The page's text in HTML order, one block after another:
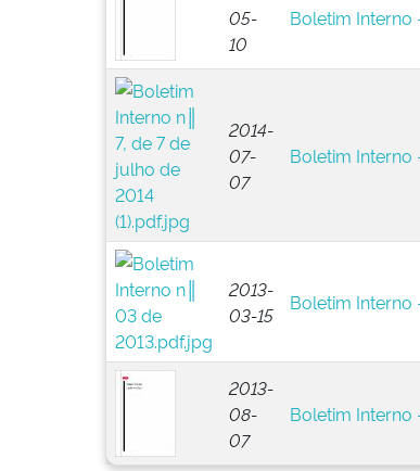
05-
10
Boletim Interno
2014-
07-
07
Boletim Interno
2013-
03-15
Boletim Interno
2013-
08-
07
Boletim Interno